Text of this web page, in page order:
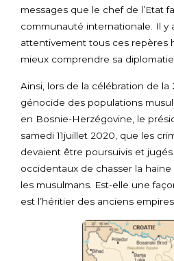
messages que le chef de l’Etat
communauté internationale. Il y
attentivement tous ces repères
mieux comprendre sa
Ainsi, lors de la célébration de la
génocide des populations
en Bosnie-Herzégovine, le
samedi 11juillet 2020, que les
devaient être poursuivis et
occidentaux de chasser la
les musulmans. Est-elle une
est l’héritier des anciens